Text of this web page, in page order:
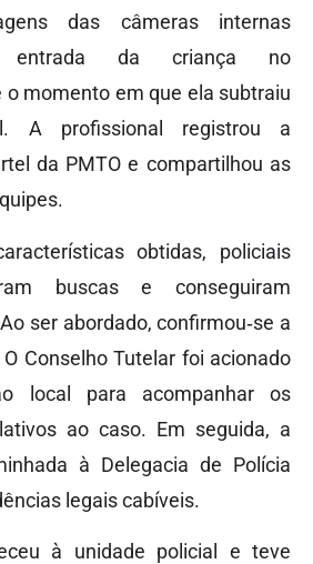
das câmeras internas
entrada da criança no
momento em que ela subtraiu
A profissional registrou a
da PMTO e compartilhou as
obtidas, policiais
buscas e conseguiram
ser abordado, confirmou‑se a
Conselho Tutelar foi acionado
local para acompanhar os
ao caso. Em seguida, a
à Delegacia de Polícia
legais cabíveis.
à unidade policial e teve